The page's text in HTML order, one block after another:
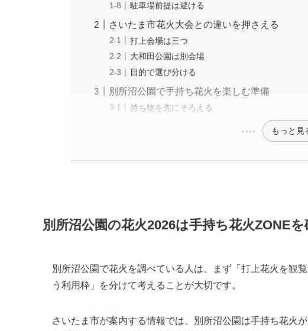
駐車場前提は避ける
さいたま市花火大会との違いを押さえる
打上会場は三つ
大和田公園は別会場
目的で選び分ける
別所沼公園で手持ち花火を楽しむ準備
持ち物を先にそろえる
もっと見
別所沼公園の花火2026は手持ち花火ZONEを
別所沼公園で花火を調べている人は、まず「打上花火を観
う利用枠」を分けて考えることが大切です。
さいたま市が案内する情報では、別所沼公園は手持ち花火